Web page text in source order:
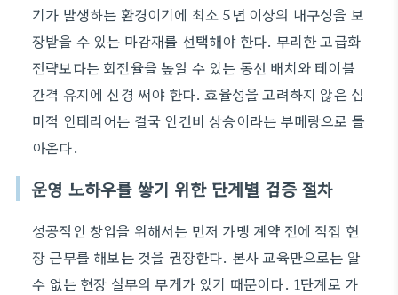
기가 발생하는 환경이기에 최소 5년 이상의 내구성을 보
장받을 수 있는 마감재를 선택해야 한다. 무리한 고급화
전략보다는 회전율을 높일 수 있는 동선 배치와 테이블
간격 유지에 신경 써야 한다. 효율성을 고려하지 않은 심
미적 인테리어는 결국 인건비 상승이라는 부메랑으로 돌
아온다.
운영 노하우를 쌓기 위한 단계별 검증 절차
성공적인 창업을 위해서는 먼저 가맹 계약 전에 직접 현
장 근무를 해보는 것을 권장한다. 본사 교육만으로는 알
수 없는 현장 실무의 무게가 있기 때문이다. 1단계로 가